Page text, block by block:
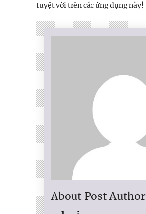
tuyệt vời trên các ứng dụng này!
About Post Author